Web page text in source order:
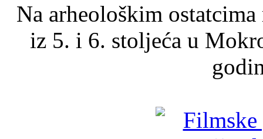
Na arheološkim
iz 5. i 6. stoljeća u